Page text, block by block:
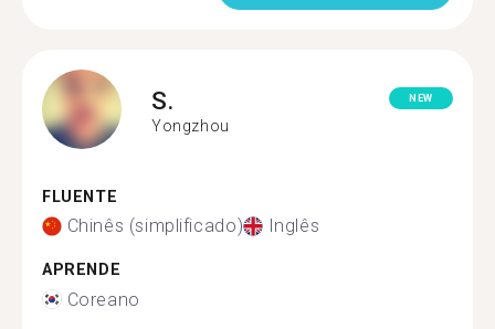
S.
Yongzhou
NEW
FLUENTE
Chinês (simplificado) Inglês
APRENDE
Coreano